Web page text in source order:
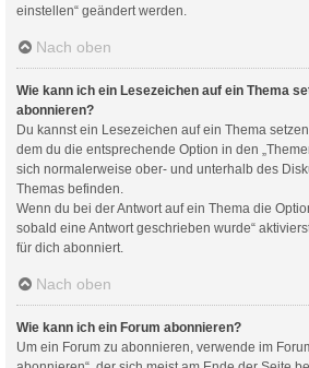
einstellen“ geändert werden.
Nach oben
Wie kann ich ein Lesezeichen auf ein Thema
abonnieren?
Du kannst ein Lesezeichen auf ein Thema
dem du die entsprechende Option in den
sich normalerweise ober- und unterhalb des
Themas befinden.
Wenn du bei der Antwort auf ein Thema die
sobald eine Antwort geschrieben wurde“
für dich abonniert.
Nach oben
Wie kann ich ein Forum abonnieren?
Um ein Forum zu abonnieren, verwende im